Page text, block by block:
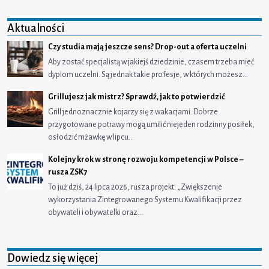
Aktualności
Czy studia mają jeszcze sens? Drop-out a oferta uczelni
Aby zostać specjalistą w jakiejś dziedzinie, czasem trzeba mieć
dyplom uczelni. Są jednak takie profesje, w których możesz…
Grillujesz jak mistrz? Sprawdź, jak to potwierdzić
Grill jednoznacznie kojarzy się z wakacjami. Dobrze
przygotowane potrawy mogą umilić niejeden rodzinny posiłek,
osłodzić mżawkę w lipcu…
Kolejny krok w stronę rozwoju kompetencji w Polsce –
rusza ZSK7
To już dziś, 24 lipca 2026, rusza projekt: „Zwiększenie
wykorzystania Zintegrowanego Systemu Kwalifikacji przez
obywateli i obywatelki oraz…
Dowiedz się więcej